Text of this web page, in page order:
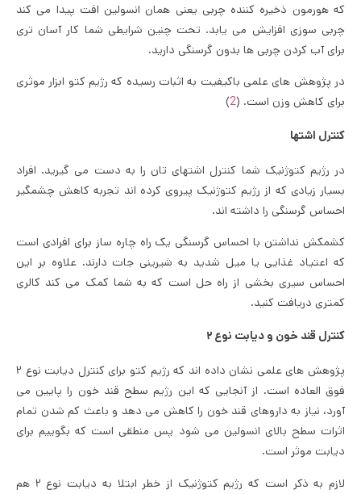
که هورمون ذخیره کننده چربی یعنی همان انسولین افت پیدا می کند
چربی سوزی افزایش می یابد. تحت چنین شرایطی شما کار آسان تری
برای آب کردن چربی ها بدون گرسنگی دارید.
در پژوهش های علمی باکیفیت به اثبات رسیده که رژیم کتو ابزار موثری
برای کاهش وزن است. (2
)
کنترل اشتها
در رژیم کتوژنیک شما کنترل اشتهای تان را به دست می گیرید. افراد
بسیار زیادی که از رژیم کتوژنیک پیروی کرده اند تجربه کاهش چشمگیر
احساس گرسنگی را داشته اند.
کشمکش نداشتن با احساس گرسنگی یک راه چاره ساز برای افرادی است
که اعتیاد غذایی یا میل شدید به شیرینی جات دارند. علاوه بر این
احساس سیری بخشی از راه حل است که به شما کمک می کند کالری
کمتری دریافت کنید.
کنترل قند خون و دیابت نوع ۲
پژوهش های علمی نشان داده اند که رژیم کتو برای کنترل دیابت نوع ۲
فوق العاده است. از آنجایی که این رژیم سطح قند خون را پایین می
آورد، نیاز به داروهای قند خون را کاهش می دهد و باعث کم شدن تمام
اثرات سطح بالای انسولین می شود پس منطقی است که بگوییم برای
دیابت موثر است.
لازم به ذکر است که رژیم کتوژنیک از خطر ابتلا به دیابت نوع ۲ هم